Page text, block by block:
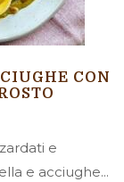
CON
e
e acciughe...